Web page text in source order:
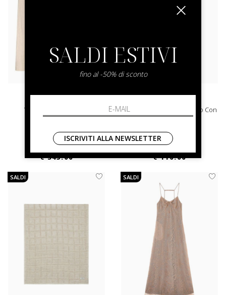
€ 345.00
Pantaloni In Denim Leggero Con
Coulisse
€ 110.00
SALDI SALDI
SALDI ESTIVI
fino al -50% di sconto
ISCRIVITI ALLA NEWSLETTER